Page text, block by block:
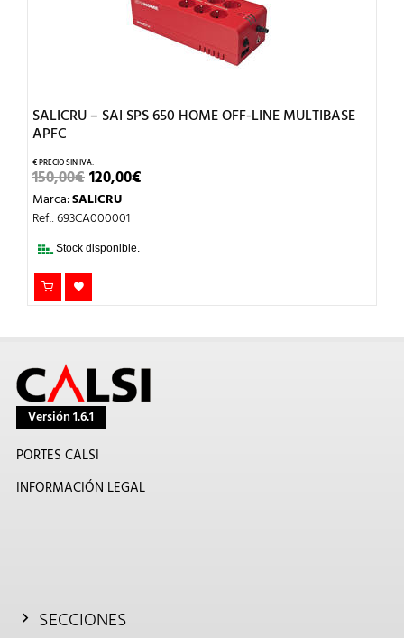
SALICRU – SAI SPS 650 HOME OFF-LINE MULTIBASE
APFC
150,00€EL
PRECIO
ORIGINAL
ERA:
120,00€
Marca:SALICRU
Ref.: 693CA000001
Stock disponible.
Versión 1.6.1
PORTES CALSI
INFORMACIÓN LEGAL
SECCIONES